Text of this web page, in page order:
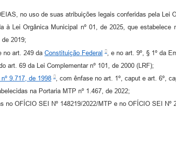
no uso de suas atribuições legais conferidas pela Lei
à Lei Orgânica Municipal nº 01, de 2025, que
de 2019;
no art. 249 da Constituição Federal , e no art. 9º, § 1º da
art. 69 da Lei Complementar nº 101, de 2000 (LRF);
nº 9.717, de 1998
, com ênfase no art. 1º, caput e art. 6º,
na Portaria MTP nº 1.467, de 2022;
no OFÍCIO SEI Nº 148219/2022/MTP e no OFÍCIO SEI Nº